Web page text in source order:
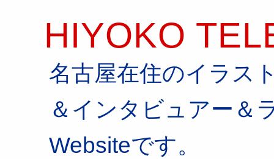
HIYOKO
名古屋在住のイラス
＆インタビュアー＆
Websiteです。